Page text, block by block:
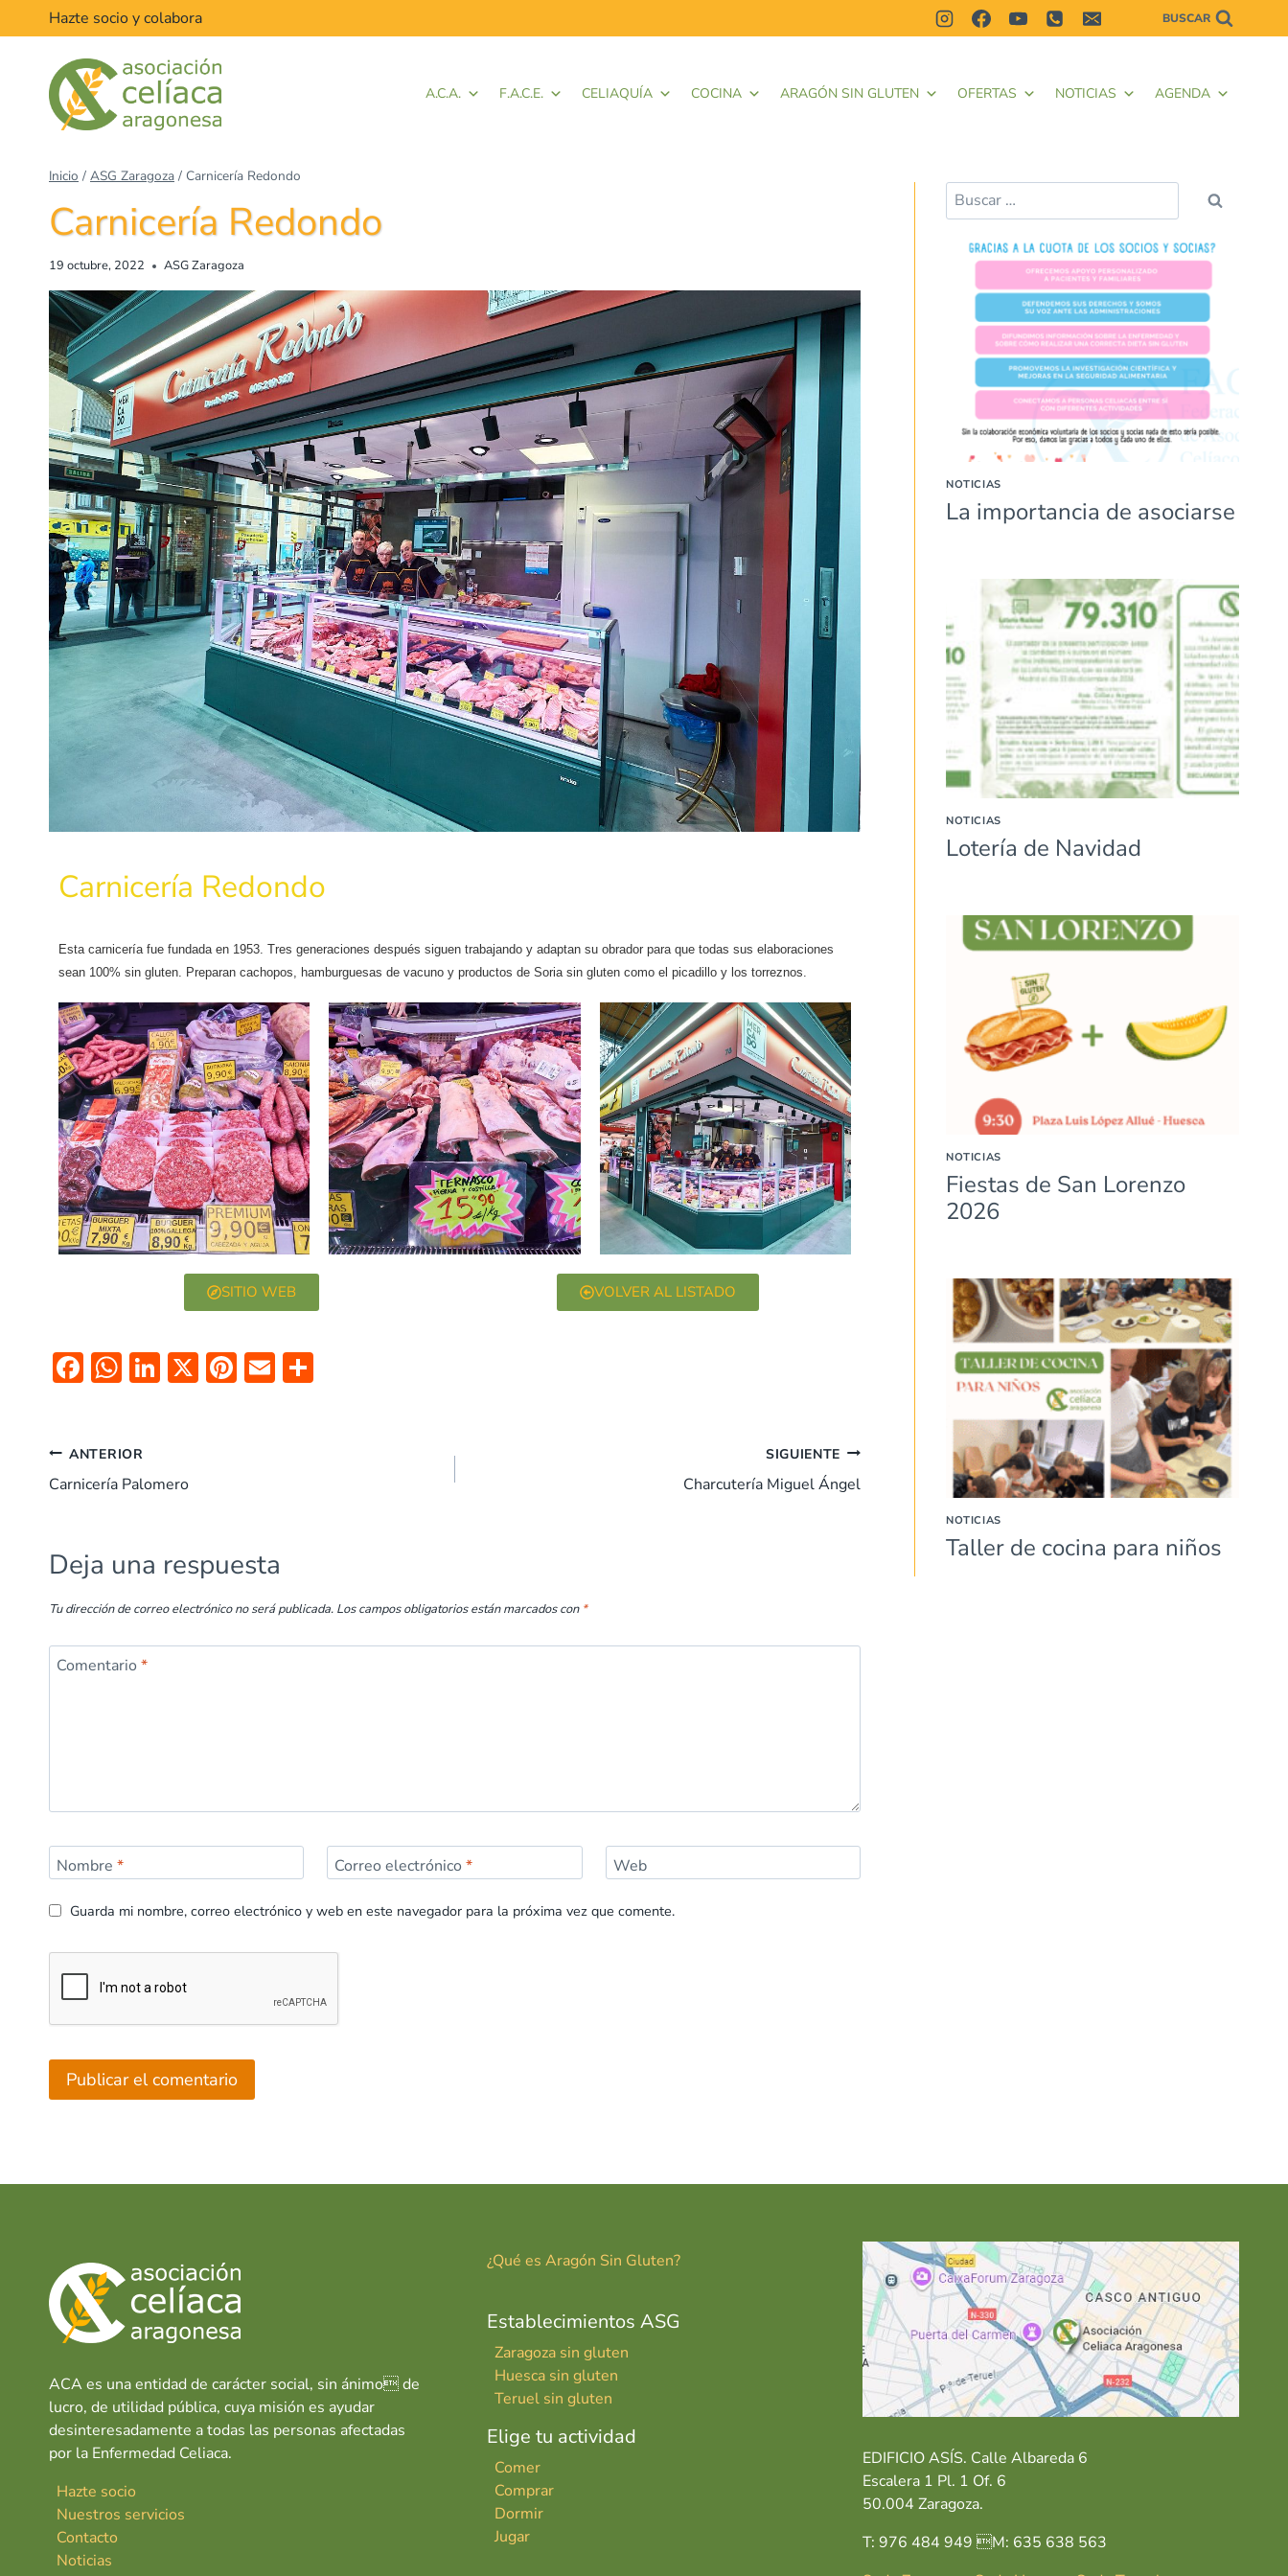
Hazte socio y colabora BUSCAR
A.C.A. F.A.C.E. CELIAQUÍA COCINA ARAGÓN SIN GLUTEN OFERTAS NOTICIAS AGENDA
Inicio / ASG Zaragoza / Carnicería Redondo
Carnicería Redondo
19 octubre, 2022 ASG Zaragoza
Carnicería Redondo
Esta carnicería fue fundada en 1953. Tres generaciones después siguen trabajando y adaptan su obrador para que todas sus elaboraciones
sean 100% sin gluten. Preparan cachopos, hamburguesas de vacuno y productos de Soria sin gluten como el picadillo y los torreznos.
SITIO WEB VOLVER AL LISTADO
F
ac
b
o
k
W
h
s
A
p
Li
n
dI
X Pi
nt
E
m
ANTERIOR
Carnicería Palomero
SIGUIENTE
Charcutería Miguel Ángel
Deja una respuesta
Tu dirección de correo electrónico no será publicada. Los campos obligatorios están marcados con *
Comentario *
Nombre * Correo electrónico* Web
Guarda mi nombre, correo electrónico y web en este navegador para la próxima vez que comente.
NOTICIAS
La importancia de asociarse
NOTICIAS
Lotería de Navidad
NOTICIAS
Fiestas de San Lorenzo
2026
NOTICIAS
Taller de cocina para niños
ACA es una entidad de carácter social, sin ánimo de
lucro, de utilidad pública, cuya misión es ayudar
desinteresadamente a todas las personas afectadas
por la Enfermedad Celiaca.
Hazte socio
Nuestros servicios
Contacto
Noticias
¿Qué es Aragón Sin Gluten?
Establecimientos ASG
Zaragoza sin gluten
Huesca sin gluten
Teruel sin gluten
Elige tu actividad
Comer
Comprar
Dormir
Jugar
EDIFICIO ASÍS. Calle Albareda 6
Escalera 1 Pl. 1 Of. 6
50.004 Zaragoza.
T: 976 484 949 M: 635 638 563